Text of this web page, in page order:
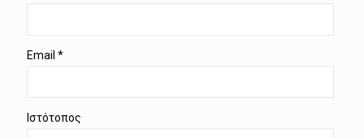
Email *
Ιστότοπος